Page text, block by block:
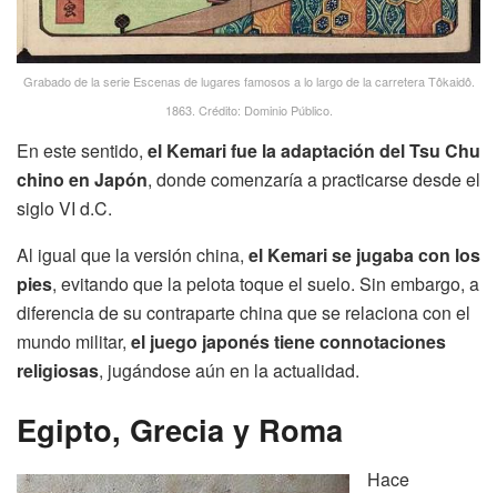
Grabado de la serie Escenas de lugares famosos a lo largo de la carretera Tôkaidô.
1863. Crédito: Dominio Público.
En este sentido, el Kemari fue la adaptación del Tsu Chu
chino en Japón, donde comenzaría a practicarse desde el
siglo VI d.C.
Al igual que la versión china, el Kemari se jugaba con los
pies, evitando que la pelota toque el suelo. Sin embargo, a
diferencia de su contraparte china que se relaciona con el
mundo militar, el juego japonés tiene connotaciones
religiosas, jugándose aún en la actualidad.
Egipto, Grecia y Roma
Hace